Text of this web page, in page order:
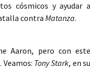
cósmicos y ayudar a
contraMatanza.
Aaron, pero con este
Tony Stark, en su